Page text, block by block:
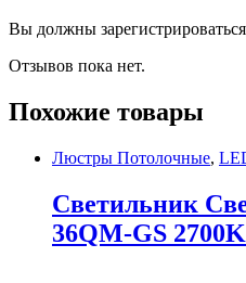
Вы должны
Отзывов пока нет.
Похожие товары
Люстры Потолочные,
Светильник
36QM-GS